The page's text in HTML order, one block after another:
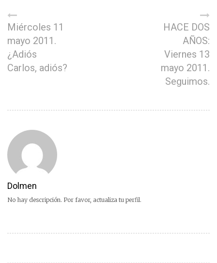
Miércoles 11
mayo 2011.
¿Adiós
Carlos, adiós?
HACE DOS
AÑOS:
Viernes 13
mayo 2011.
Seguimos.
Dolmen
No hay descripción. Por favor, actualiza tu perfil.